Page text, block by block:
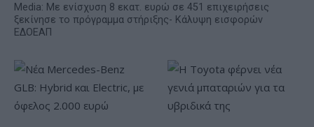
Media: Με ενίσχυση 8 εκατ. ευρώ σε 451 επιχειρήσεις
ξεκίνησε το πρόγραμμα στήριξης- Κάλυψη εισφορών
ΕΔΟΕΑΠ